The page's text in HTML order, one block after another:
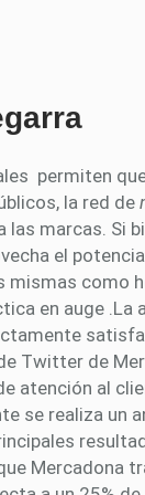
permiten
la red de
marcas. Si
el
mismas como
en auge .La
Twitter de
atención al
se realiza un
Mercadona